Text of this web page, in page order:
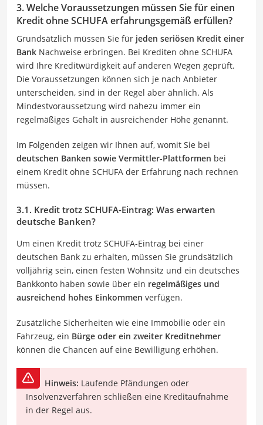
3. Welche Voraussetzungen müssen Sie für einen
Kredit ohne SCHUFA erfahrungsgemäß erfüllen?
Grundsätzlich müssen Sie für jeden seriösen Kredit einer
Bank Nachweise erbringen. Bei Krediten ohne SCHUFA
wird Ihre Kreditwürdigkeit auf anderen Wegen geprüft.
Die Voraussetzungen können sich je nach Anbieter
unterscheiden, sind in der Regel aber ähnlich. Als
Mindestvoraussetzung wird nahezu immer ein
regelmäßiges Gehalt in ausreichender Höhe genannt.
Im Folgenden zeigen wir Ihnen auf, womit Sie bei
deutschen Banken sowie Vermittler-Plattformen bei
einem Kredit ohne SCHUFA der Erfahrung nach rechnen
müssen.
3.1. Kredit trotz SCHUFA-Eintrag: Was erwarten
deutsche Banken?
Um einen Kredit trotz SCHUFA-Eintrag bei einer
deutschen Bank zu erhalten, müssen Sie grundsätzlich
volljährig sein, einen festen Wohnsitz und ein deutsches
Bankkonto haben sowie über ein regelmäßiges und
ausreichend hohes Einkommen verfügen.
Zusätzliche Sicherheiten wie eine Immobilie oder ein
Fahrzeug, ein Bürge oder ein zweiter Kreditnehmer
können die Chancen auf eine Bewilligung erhöhen.
Hinweis: Laufende Pfändungen oder
Insolvenzverfahren schließen eine Kreditaufnahme
in der Regel aus.